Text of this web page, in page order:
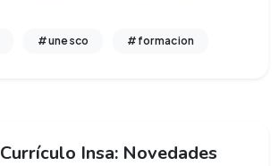
#unesco #formacion
Currículo Insa: Novedades